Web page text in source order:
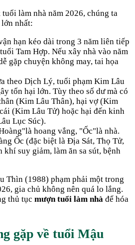
làm nhà năm 2026, chúng ta
nhất:
hạn kéo dài trong 3 năm liên tiếp
Tam Hợp. Nếu xây nhà vào năm
gặp chuyện không may, tai họa
theo Dịch Lý, tuổi phạm Kim Lâu
tổn hại lớn. Tùy theo số dư mà có
(Kim Lâu Thân), hại vợ (Kim
(Kim Lâu Tử) hoặc hại đến kinh
Lục Súc).
hoang vắng, "Ốc"là nhà.
Ốc (đặc biệt là Địa Sát, Thọ Tử,
khí suy giảm, làm ăn sa sút, bệnh
Thìn (1988) phạm phải một trong
, gia chủ không nên quá lo lắng.
thủ tục mượn tuổi làm nhà để hóa
gặp về tuổi Mậu